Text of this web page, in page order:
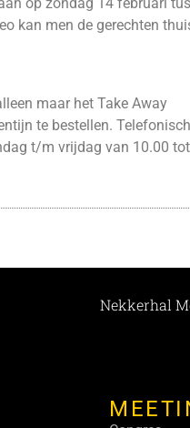
kan men de gerechten
maar het Take Away
te bestellen.
t/m vrijdag van 10.00